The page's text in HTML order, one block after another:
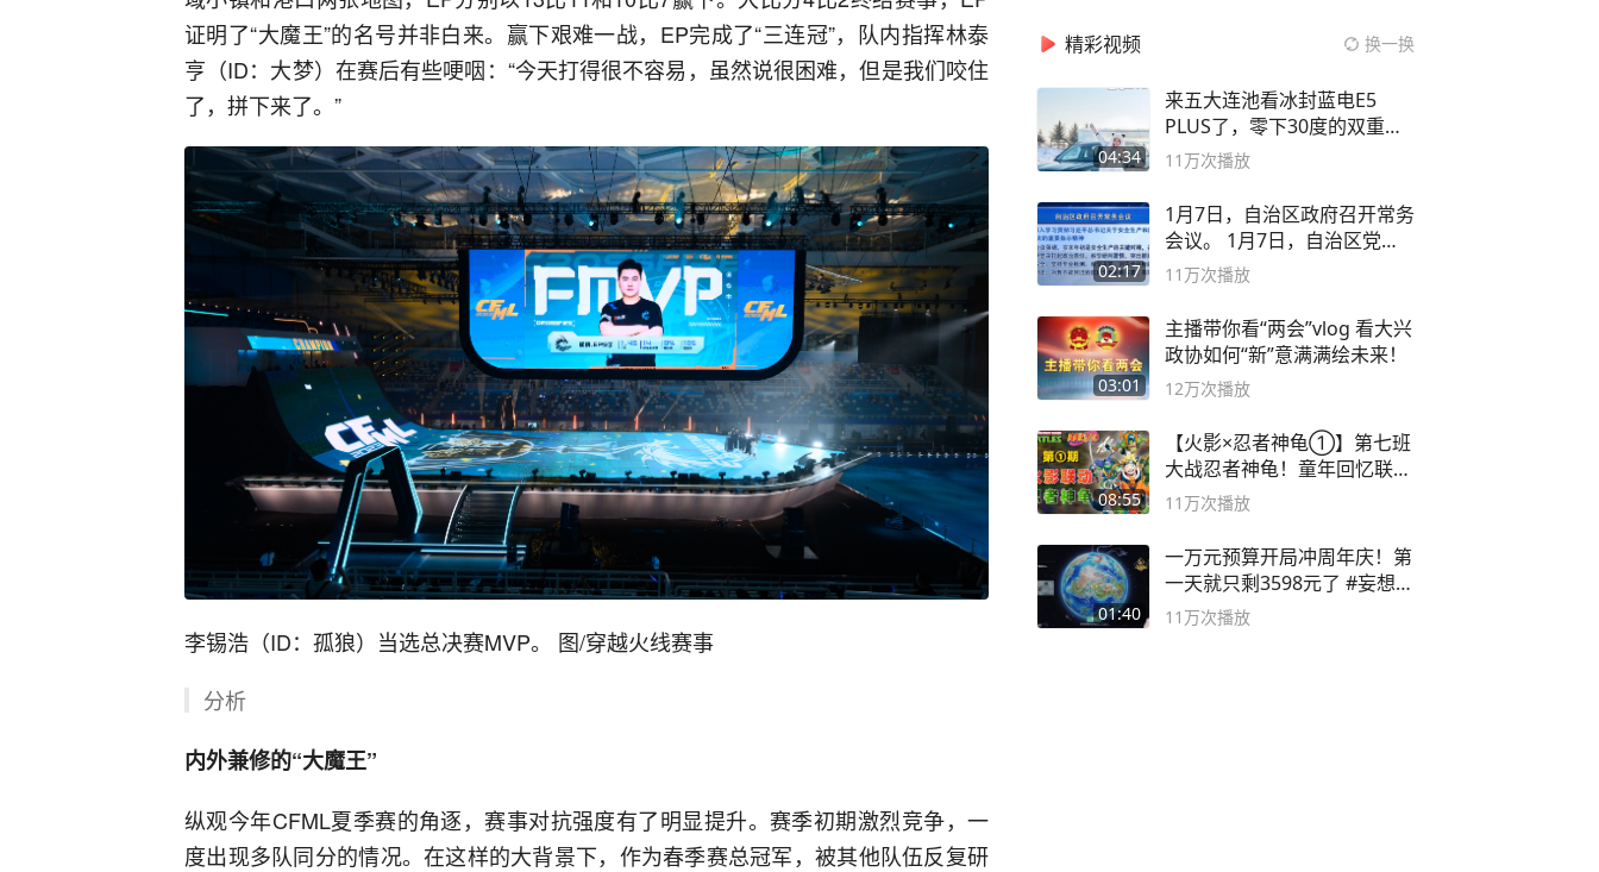
证明了“大魔王”的名号并非白来。赢下艰难一战，EP完成了“三连冠”，队内指挥林泰
亨（ID：大梦）在赛后有些哽咽：“今天打得很不容易，虽然说很困难，但是我们咬住
了，拼下来了。”
李锡浩（ID：孤狼）当选总决赛MVP。 图/穿越火线赛事
分析
内外兼修的“大魔王”
纵观今年CFML夏季赛的角逐，赛事对抗强度有了明显提升。赛季初期激烈竞争，一
度出现多队同分的情况。在这样的大背景下，作为春季赛总冠军，被其他队伍反复研
精彩视频 换一换
04:34
来五大连池看冰封蓝电E5
PLUS了，零下30度的双重冰
封40小时全录
11万次播放
02:17
1月7日，自治区政府召开常务
会议。 1月7日，自治区党委
副书记
11万次播放
03:01
主播带你看“两会”vlog 看大兴
政协如何“新”意满满绘未来！
12万次播放
08:55
【火影×忍者神龟①】第七班
大战忍者神龟！童年回忆联动
论武？
11万次播放
01:40
一万元预算开局冲周年庆！第
一天就只剩3598元了 #妄想山
海
11万次播放